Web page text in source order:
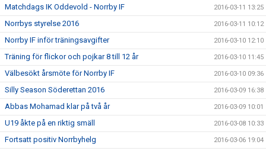
Matchdags IK Oddevold - Norrby IF 2016-03-11 13:25
Norrbys styrelse 2016 2016-03-11 10:12
Norrby IF inför träningsavgifter 2016-03-10 12:10
Träning för flickor och pojkar 8 till 12 år 2016-03-10 11:45
Välbesökt årsmöte för Norrby IF 2016-03-10 09:36
Silly Season Söderettan 2016 2016-03-09 16:38
Abbas Mohamad klar på två år 2016-03-09 10:01
U19 åkte på en riktig smäll 2016-03-08 10:33
Fortsatt positiv Norrbyhelg 2016-03-06 19:04